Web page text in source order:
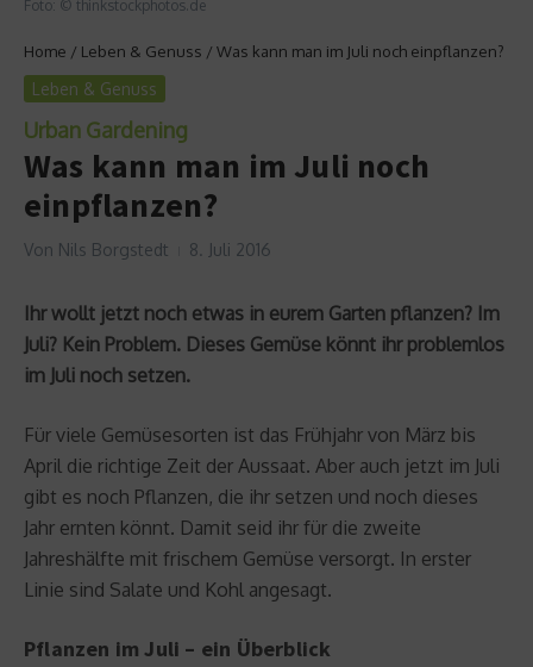
Foto: © thinkstockphotos.de
Home / Leben & Genuss / Was kann man im Juli noch einpflanzen?
Leben & Genuss
Urban Gardening
Was kann man im Juli noch
einpflanzen?
Von Nils Borgstedt 8. Juli 2016
Ihr wollt jetzt noch etwas in eurem Garten pflanzen? Im
Juli? Kein Problem. Dieses Gemüse könnt ihr problemlos
im Juli noch setzen.
Für viele Gemüsesorten ist das Frühjahr von März bis
April die richtige Zeit der Aussaat. Aber auch jetzt im Juli
gibt es noch Pflanzen, die ihr setzen und noch dieses
Jahr ernten könnt. Damit seid ihr für die zweite
Jahreshälfte mit frischem Gemüse versorgt. In erster
Linie sind Salate und Kohl angesagt.
Pflanzen im Juli – ein Überblick